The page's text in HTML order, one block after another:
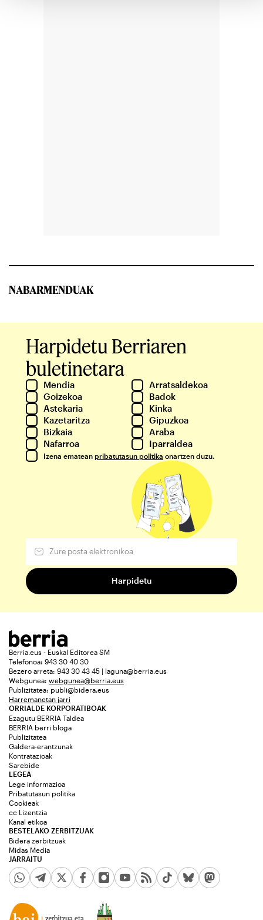
NABARMENDUAK
Harpidetu Berriaren
buletinetara
Mendia
Arratsaldekoa
Goizekoa
Badok
Astekaria
Kinka
Kazetaritza
Gipuzkoa
Bizkaia
Araba
Nafarroa
Iparraldea
Izena ematean pribatutasun politika onartzen duzu.
Berria.eus - Euskal Editorea SM
Telefonoa: 943 30 40 30
Bezero arreta: 943 30 43 45 | laguna@berria.eus
Webgunea: webgunea@berria.eus
Publizitatea: publi@bidera.eus
Harremanetan jarri
ORRIALDE KORPORATIBOAK
Ezagutu BERRIA Taldea
BERRIA berri bloga
Publizitatea
Galdera-erantzunak
Kontratazioak
Sarebide
JARRAITU
LEGEA
Lege informazioa
Pribatutasun politika
Cookieak
cc Lizentzia
Kanal etikoa
BESTELAKO ZERBITZUAK
Bidera zerbitzuak
Midas Media